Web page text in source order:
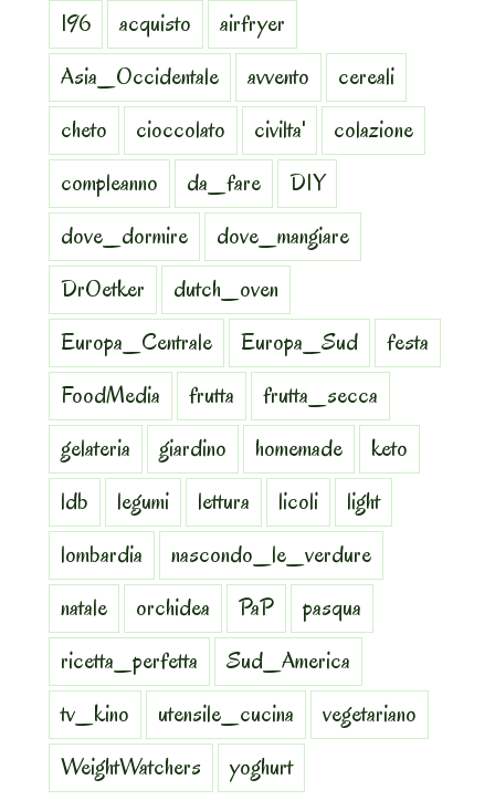
196 acquisto
airfryer
Asia_Occidentale
avvento
cereali
cheto
cioccolato civilta'
colazione
compleanno
da_fare
DIY
dove_dormire
dove_mangiare
DrOetker
dutch_oven
Europa_Centrale
Europa_Sud
festa
FoodMedia
frutta
frutta_secca
gelateria
giardino homemade
keto
ldb
legumi lettura licoli
light
lombardia
nascondo_le_verdure
natale
orchidea PaP
pasqua
ricetta_perfetta
Sud_America
tv_kino
utensile_cucina
vegetariano
WeightWatchers
yoghurt